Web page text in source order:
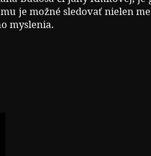
je možné sledovať nielen
myslenia.